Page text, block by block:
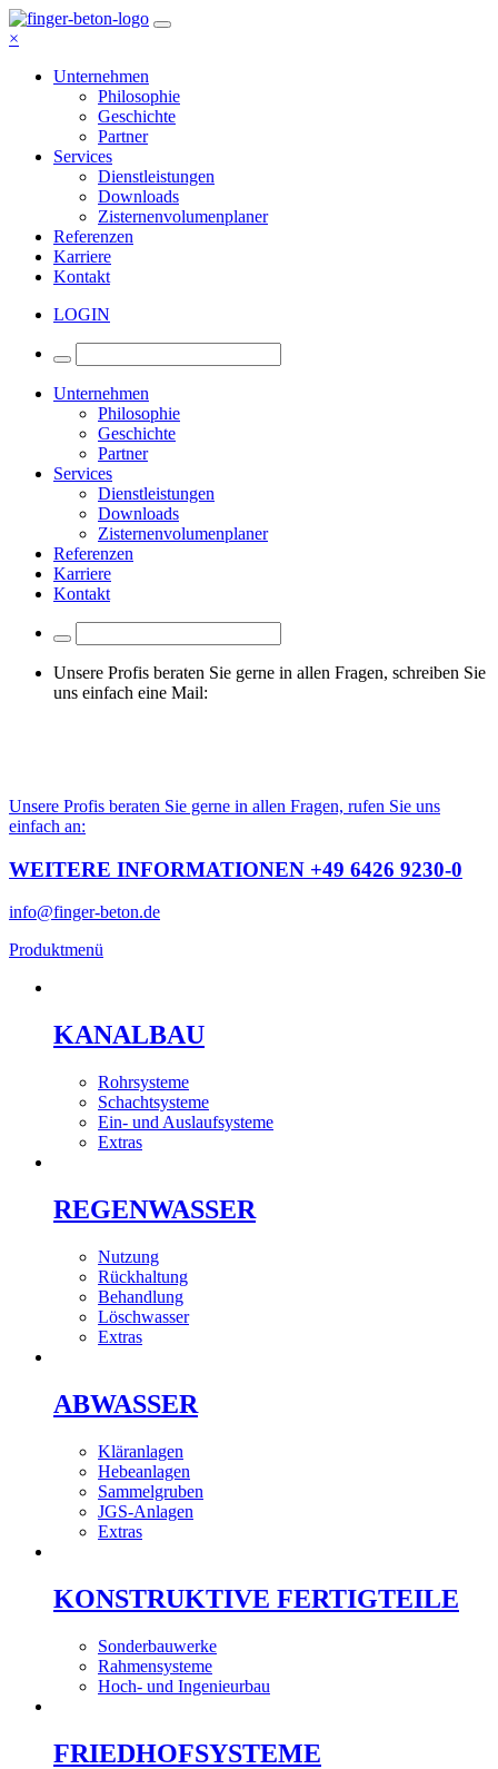
×
Unternehmen
Philosophie
Geschichte
Partner
Services
Dienstleistungen
Downloads
Zisternenvolumenplaner
Referenzen
Karriere
Kontakt
LOGIN
Unternehmen
Philosophie
Geschichte
Partner
Services
Dienstleistungen
Downloads
Zisternenvolumenplaner
Referenzen
Karriere
Kontakt
Unsere Profis beraten Sie gerne in allen Fragen, schreiben Sie
uns einfach eine Mail:
Unsere Profis beraten Sie gerne in allen Fragen, rufen Sie uns
einfach an:
WEITERE INFORMATIONEN +49 6426 9230-0
info@finger-beton.de
Produktmenü
KANALBAU
Rohrsysteme
Schachtsysteme
Ein- und Auslaufsysteme
Extras
REGENWASSER
Nutzung
Rückhaltung
Behandlung
Löschwasser
Extras
ABWASSER
Kläranlagen
Hebeanlagen
Sammelgruben
JGS-Anlagen
Extras
KONSTRUKTIVE FERTIGTEILE
Sonderbauwerke
Rahmensysteme
Hoch- und Ingenieurbau
FRIEDHOFSYSTEME